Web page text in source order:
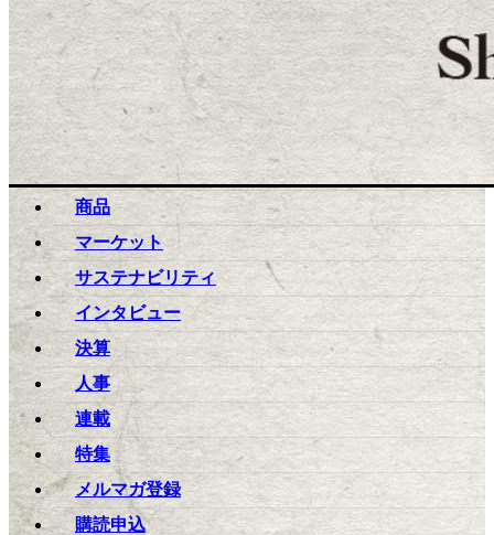
toggle navigation
ログイン
トップ
企業
業界
商品
マーケット
サステナビリティ
インタビュー
決算
人事
連載
特集
メルマガ登録
購読申込